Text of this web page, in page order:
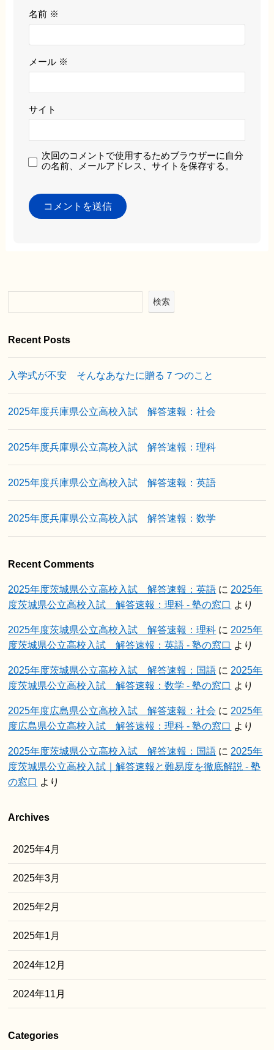
名前 ※
メール ※
サイト
次回のコメントで使用するためブラウザーに自分
の名前、メールアドレス、サイトを保存する。
検索
Recent Posts
入学式が不安 そんなあなたに贈る７つのこと
2025年度兵庫県公立高校入試 解答速報：社会
2025年度兵庫県公立高校入試 解答速報：理科
2025年度兵庫県公立高校入試 解答速報：英語
2025年度兵庫県公立高校入試 解答速報：数学
Recent Comments
2025年度茨城県公立高校入試 解答速報：英語 に 2025年
度茨城県公立高校入試 解答速報：理科 - 塾の窓口 より
2025年度茨城県公立高校入試 解答速報：理科 に 2025年
度茨城県公立高校入試 解答速報：英語 - 塾の窓口 より
2025年度茨城県公立高校入試 解答速報：国語 に 2025年
度茨城県公立高校入試 解答速報：数学 - 塾の窓口 より
2025年度広島県公立高校入試 解答速報：社会 に 2025年
度広島県公立高校入試 解答速報：理科 - 塾の窓口 より
2025年度茨城県公立高校入試 解答速報：国語 に 2025年
度茨城県公立高校入試｜解答速報と難易度を徹底解説 - 塾
の窓口 より
Archives
2025年4月
2025年3月
2025年2月
2025年1月
2024年12月
2024年11月
Categories